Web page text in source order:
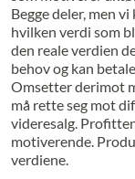
Begge deler, men
hvilken verdi som
den reale verdien
behov og kan
Omsetter derimot
må rette seg mot
videresalg.
motiverende.
verdiene.